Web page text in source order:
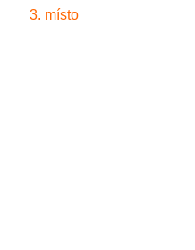
3. místo